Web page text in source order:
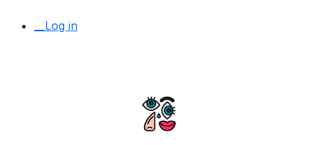
__Log in